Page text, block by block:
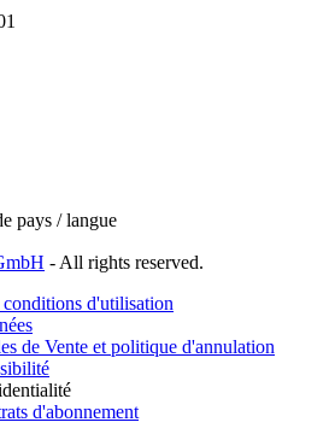
pays / langue
- All rights reserved.
d'utilisation
de Vente et politique d'annulation
d'abonnement